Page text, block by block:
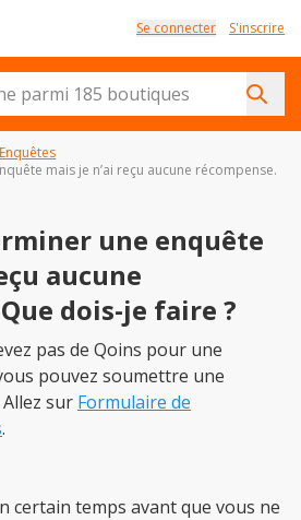
Se connecter S'inscrire
Enquêtes
mais je n’ai reçu aucune récompense.
une enquête
aucune
dois-je faire ?
pas de Qoins pour une
pouvez soumettre une
sur Formulaire de
.
certain temps avant que vous ne